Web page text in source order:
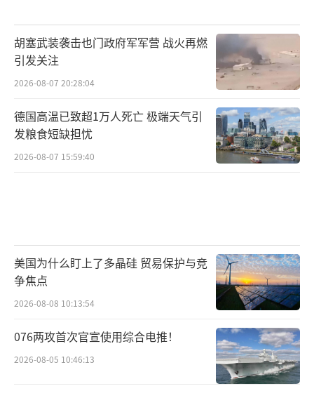
胡塞武装袭击也门政府军军营 战火再燃
引发关注
2026-08-07 20:28:04
德国高温已致超1万人死亡 极端天气引
发粮食短缺担忧
2026-08-07 15:59:40
美国为什么盯上了多晶硅 贸易保护与竞
争焦点
2026-08-08 10:13:54
076两攻首次官宣使用综合电推！
2026-08-05 10:46:13